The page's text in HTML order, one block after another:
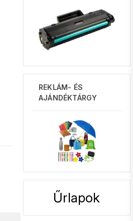
REKLÁM- ÉS
AJÁNDÉKTÁRGY
Űrlapok